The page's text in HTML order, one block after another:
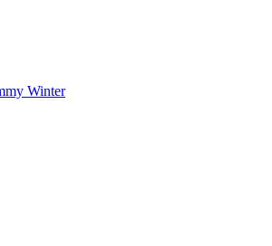
Winter